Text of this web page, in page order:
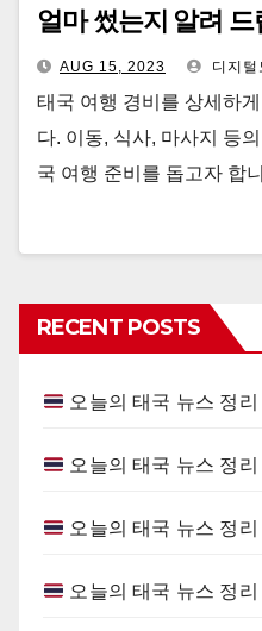
얼마 썼는지 알려 드
AUG 15, 2023 디지털
태국 여행 경비를 상세하
다. 이동, 식사, 마사지 등
국 여행 준비를 돕고자 합
RECENT POSTS
오늘의 태국 뉴스 정
오늘의 태국 뉴스 정
오늘의 태국 뉴스 정
오늘의 태국 뉴스 정